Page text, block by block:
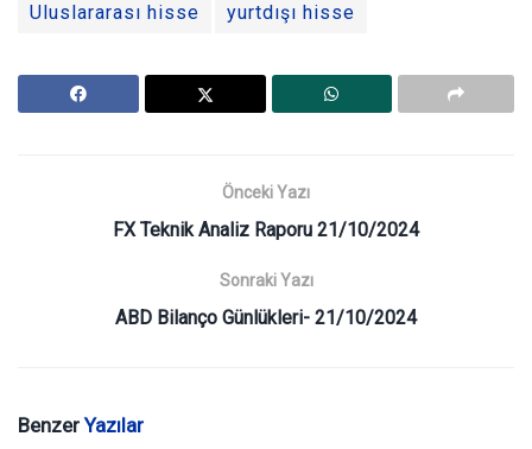
Uluslararası hisse yurtdışı hisse
Önceki Yazı
FX Teknik Analiz Raporu 21/10/2024
Sonraki Yazı
ABD Bilanço Günlükleri- 21/10/2024
BenzerYazılar